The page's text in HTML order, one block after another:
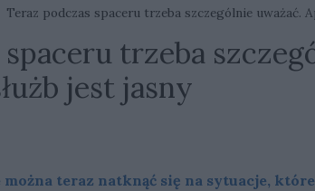
Teraz podczas spaceru trzeba szczególnie uważać.
trzeba
jest jasny
teraz natknąć się na sytuacje,